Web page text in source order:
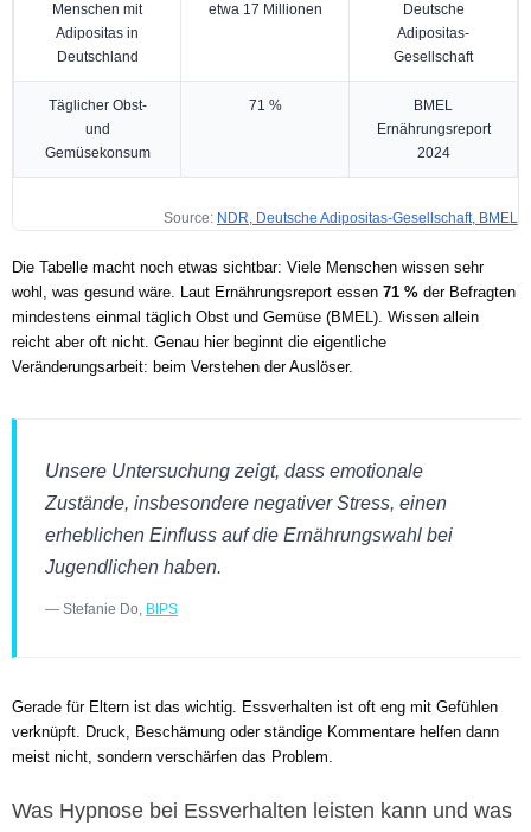
Menschen mit
Adipositas in
Deutschland
etwa 17 Millionen
Deutsche
Adipositas-
Gesellschaft
Täglicher Obst-
und
Gemüsekonsum
71 %
BMEL
Ernährungsreport
2024
Source: NDR, Deutsche Adipositas-Gesellschaft, BMEL
Die Tabelle macht noch etwas sichtbar: Viele Menschen wissen sehr
wohl, was gesund wäre. Laut Ernährungsreport essen 71 % der Befragten
mindestens einmal täglich Obst und Gemüse (BMEL). Wissen allein
reicht aber oft nicht. Genau hier beginnt die eigentliche
Veränderungsarbeit: beim Verstehen der Auslöser.
Unsere Untersuchung zeigt, dass emotionale
Zustände, insbesondere negativer Stress, einen
erheblichen Einfluss auf die Ernährungswahl bei
Jugendlichen haben.
— Stefanie Do, BIPS
Gerade für Eltern ist das wichtig. Essverhalten ist oft eng mit Gefühlen
verknüpft. Druck, Beschämung oder ständige Kommentare helfen dann
meist nicht, sondern verschärfen das Problem.
Was Hypnose bei Essverhalten leisten kann und was